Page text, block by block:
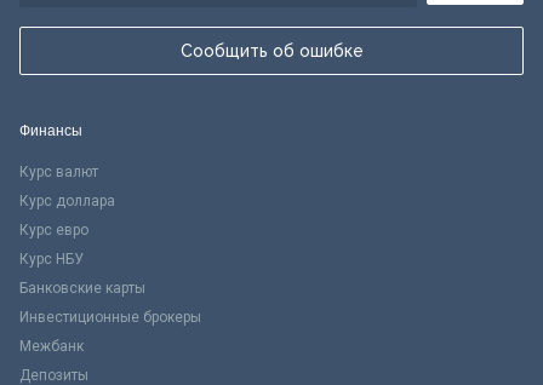
Сообщить об ошибке
Финансы
Курс валют
Курс доллара
Курс евро
Курс НБУ
Банковские карты
Инвестиционные брокеры
Межбанк
Депозиты